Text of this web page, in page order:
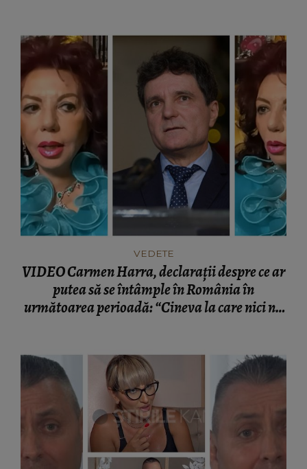
VEDETE
VIDEO Carmen Harra, declarații despre ce ar
putea să se întâmple în România în
următoarea perioadă: “Cineva la care nici nu